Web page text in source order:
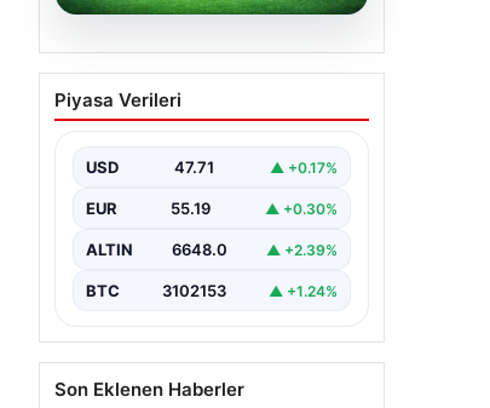
06.08.2026
CANLI | Partizan – Tobol
Kostanay Canlı Maç
Piyasa Verileri
USD 47.71 ▲ +0.17%
EUR 55.19 ▲ +0.30%
ALTIN 6648.0 ▲ +2.39%
BTC 3102153 ▲ +1.24%
Son Eklenen Haberler